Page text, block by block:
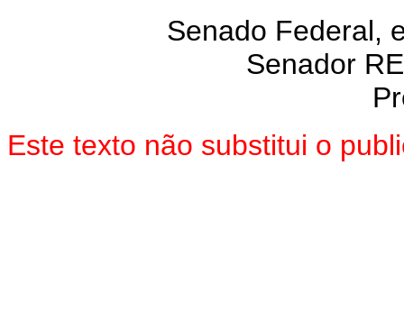
Senado Federal,
Senador
Este texto não substitui o